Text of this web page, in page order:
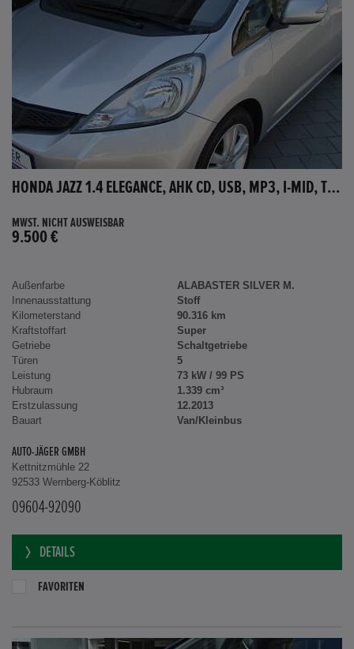
HONDA JAZZ 1.4 ELEGANCE, AHK CD, USB, MP3, I-MID, TEMPOMAT, AUX-IN
MWST. NICHT AUSWEISBAR
9.500 €
Außenfarbe
ALABASTER SILVER M.
Innenausstattung
Stoff
Kilometerstand
90.316 km
Kraftstoffart
Super
Getriebe
Schaltgetriebe
Türen
5
Leistung
73 kW / 99 PS
Hubraum
1.339 cm³
Erstzulassung
12.2013
Bauart
Van/Kleinbus
AUTO-JÄGER GMBH
Kettnitzmühle 22
92533 Wernberg-Köblitz
09604-92090
DETAILS
FAVORITEN